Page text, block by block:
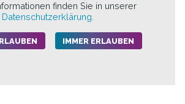
finden Sie in unserer
Datenschutzerklärung.
IMMER ERLAUBEN